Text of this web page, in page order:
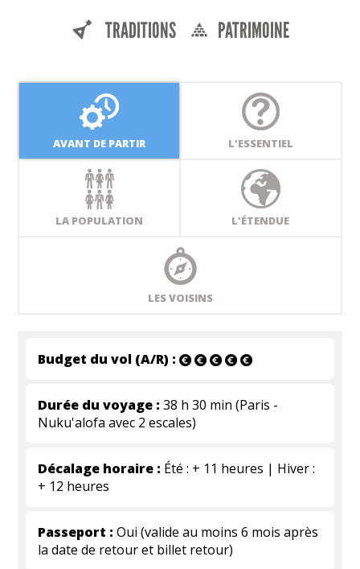
TRADITIONS
PATRIMOINE
AVANT DE PARTIR L'ESSENTIEL
LA POPULATION L'ÉTENDUE
LES VOISINS
Budget du vol (A/R) :
Durée du voyage : 38 h 30 min (Paris -
Nuku'alofa avec 2 escales)
Décalage horaire : Été : + 11 heures | Hiver :
+ 12 heures
Passeport : Oui (valide au moins 6 mois après
la date de retour et billet retour)